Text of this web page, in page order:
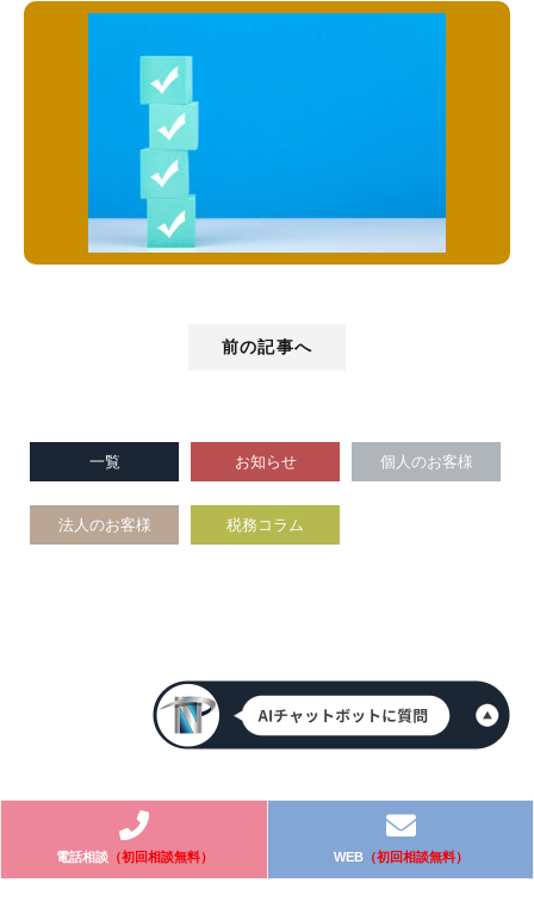
前の記事へ
一覧 お知らせ 個人のお客様
法人のお客様 税務コラム
電話相談（初回相談無料） WEB（初回相談無料）